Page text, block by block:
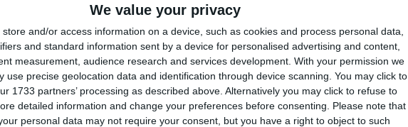
We value your privacy
store and/or access information on a device, such as cookies and process personal data,
and standard information sent by a device for personalised advertising and content,
measurement, audience research and services development. With your permission we
use precise geolocation data and identification through device scanning. You may click to
1733 partners’ processing as described above. Alternatively you may click to refuse to
detailed information and change your preferences before consenting.
Please note that
personal data may not require your consent, but you have a right to object to such
Urmărește-ne pe Whatsapp
a placut articolul?